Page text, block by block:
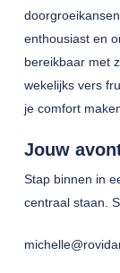
enthousiast en
bereikbaar met
wekelijks vers
je comfort
Jouw
Stap binnen in
centraal staan.